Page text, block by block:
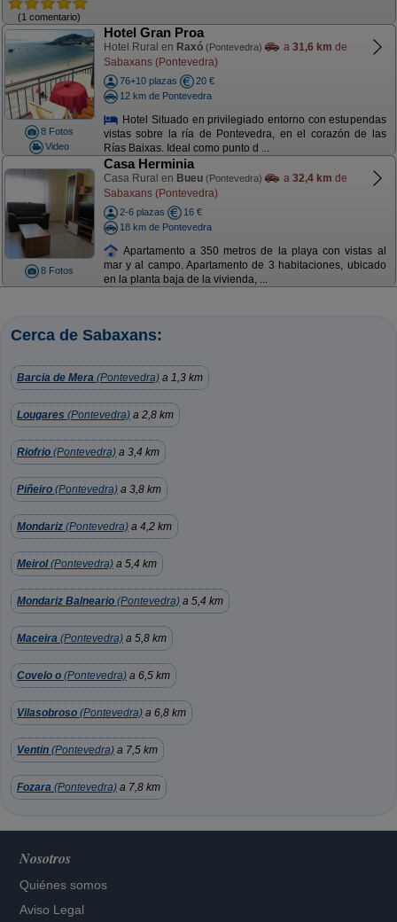
(1 comentario)
8 Fotos
Video
Hotel Gran Proa
Hotel Rural en Raxó (Pontevedra) a 31,6 km de
Sabaxans (Pontevedra)
76+10 plazas
20 €
12 km de Pontevedra
Hotel Situado en privilegiado entorno con estupendas
vistas sobre la ría de Pontevedra, en el corazón de las
Rías Baixas. Ideal como punto d ...
8 Fotos
Casa Herminia
Casa Rural en Bueu (Pontevedra) a 32,4 km de
Sabaxans (Pontevedra)
2-6 plazas
16 €
18 km de Pontevedra
Apartamento a 350 metros de la playa con vistas al
mar y al campo. Apartamento de 3 habitaciones, ubicado
en la planta baja de la vivienda, ...
Cerca de Sabaxans:
Barcia de Mera (Pontevedra) a 1,3 km
Lougares (Pontevedra) a 2,8 km
Riofrio (Pontevedra) a 3,4 km
Piñeiro (Pontevedra) a 3,8 km
Mondariz (Pontevedra) a 4,2 km
Meirol(Pontevedra) a 5,4 km
Mondariz Balneario (Pontevedra) a 5,4 km
Maceira (Pontevedra) a 5,8 km
Covelo o (Pontevedra) a 6,5 km
Vilasobroso (Pontevedra) a 6,8 km
Ventin (Pontevedra) a 7,5 km
Fozara (Pontevedra) a 7,8 km
Nosotros
Quiénes somos
Aviso Legal